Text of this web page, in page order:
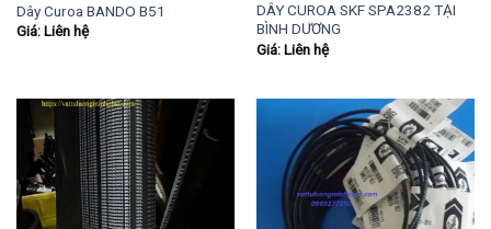
Dây Curoa BANDO B51
Giá: Liên hệ
DÂY CUROA SKF SPA2382 TẠI
BÌNH DƯƠNG
Giá: Liên hệ